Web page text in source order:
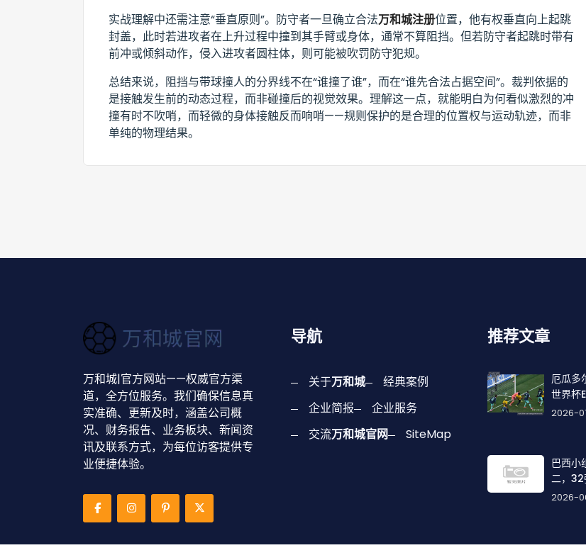
实战理解中还需注意“垂直原则”。防守者一旦确立合法万和城注册位置，他有权垂直向上起跳
封盖，此时若进攻者在上升过程中撞到其手臂或身体，通常不算阻挡。但若防守者起跳时带有
前冲或倾斜动作，侵入进攻者圆柱体，则可能被吹罚防守犯规。
总结来说，阻挡与带球撞人的分界线不在“谁撞了谁”，而在“谁先合法占据空间”。裁判依据的
是接触发生前的动态过程，而非碰撞后的视觉效果。理解这一点，就能明白为何看似激烈的冲
撞有时不吹哨，而轻微的身体接触反而响哨——规则保护的是合理的位置权与运动轨迹，而非
单纯的物理结果。
万和城|官方网站——权威官方渠
道，全方位服务。我们确保信息真
实准确、更新及时，涵盖公司概
况、财务报告、业务板块、新闻资
讯及联系方式，为每位访客提供专
业便捷体验。
导航
关于万和城
经典案例
企业简报
企业服务
交流万和城官网 SiteMap
推荐文章
厄瓜多
世界杯
2026-
巴西小
二，32
2026-